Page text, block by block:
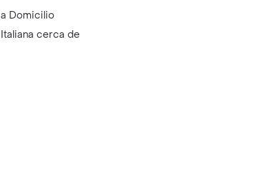
Domicilio
cerca de